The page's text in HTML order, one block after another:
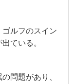
ルフのスイン
ている。
問題があり、